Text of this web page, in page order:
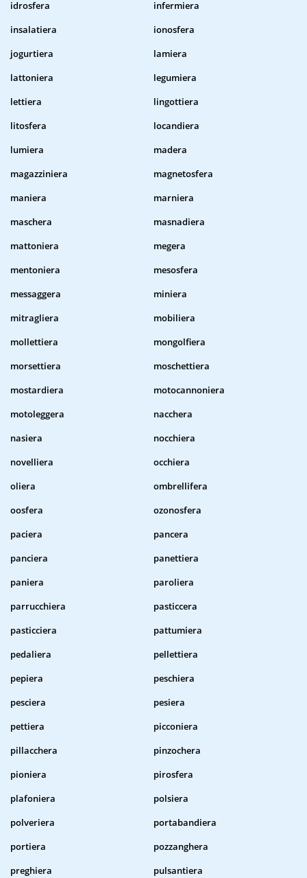
idrosfera
infermiera
insalatiera
ionosfera
jogurtiera
lamiera
lattoniera
legumiera
lettiera
lingottiera
litosfera
locandiera
lumiera
madera
magazziniera
magnetosfera
maniera
marniera
maschera
masnadiera
mattoniera
megera
mentoniera
mesosfera
messaggera
miniera
mitragliera
mobiliera
mollettiera
mongolfiera
morsettiera
moschettiera
mostardiera
motocannoniera
motoleggera
nacchera
nasiera
nocchiera
novelliera
occhiera
oliera
ombrellifera
oosfera
ozonosfera
paciera
pancera
panciera
panettiera
paniera
paroliera
parrucchiera
pasticcera
pasticciera
pattumiera
pedaliera
pellettiera
pepiera
peschiera
pesciera
pesiera
pettiera
picconiera
pillacchera
pinzochera
pioniera
pirosfera
plafoniera
polsiera
polveriera
portabandiera
portiera
pozzanghera
preghiera
pulsantiera